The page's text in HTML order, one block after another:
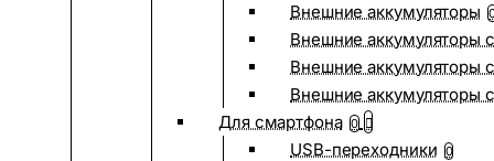
Внешние аккумуляторы
Внешние аккумуляторы
Внешние аккумуляторы
Внешние аккумуляторы
Для смартфона 0
USB-переходники 0